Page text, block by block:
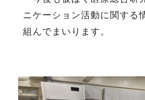
ニケーション活動に関する
組んでまいります。